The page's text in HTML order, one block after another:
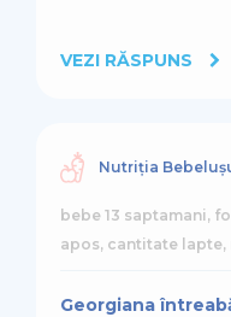
VEZI RĂSPUNS
Nutriția
bebe 13 saptamani,
apos, cantitate
Georgiana